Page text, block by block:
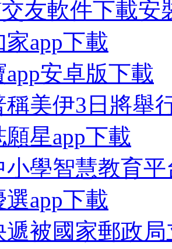
友軟件下載安
app下載
安卓版下載
稱美伊3日將舉
星app下載
小學智慧教育
app下載
遞被國家郵政